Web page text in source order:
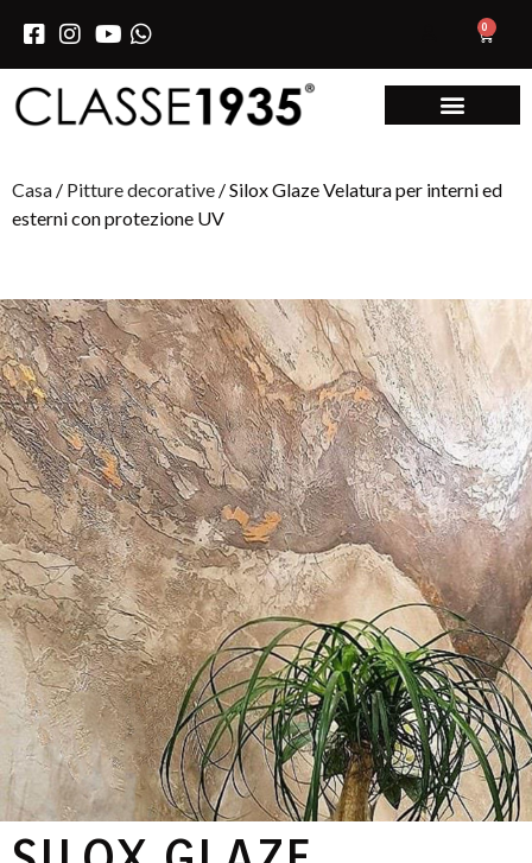
0
Casa / Pitture decorative / Silox Glaze Velatura per interni ed
esterni con protezione UV